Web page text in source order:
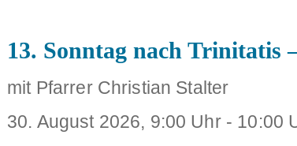
13. Sonntag nach Trinitatis
mit Pfarrer Christian Stalter
30. August 2026, 9:00 Uhr- 10:00